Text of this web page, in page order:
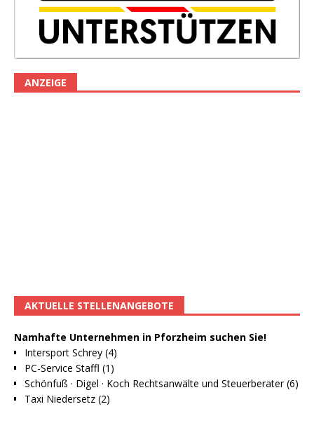
ANZEIGE
AKTUELLE STELLENANGEBOTE
Namhafte Unternehmen in Pforzheim suchen Sie!
Intersport Schrey (4)
PC-Service Staffl (1)
Schönfuß · Digel · Koch Rechtsanwälte und Steuerberater (6)
Taxi Niedersetz (2)